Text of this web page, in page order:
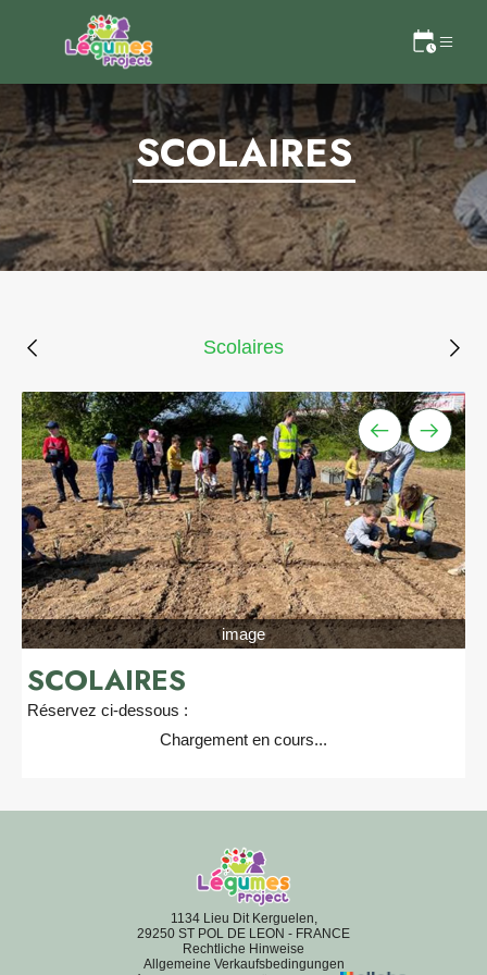
SCOLAIRES
Scolaires
image
SCOLAIRES
Réservez ci-dessous :
Chargement en cours...
1134 Lieu Dit Kerguelen,
29250 ST POL DE LEON - FRANCE
Rechtliche Hinweise
Allgemeine Verkaufsbedingungen